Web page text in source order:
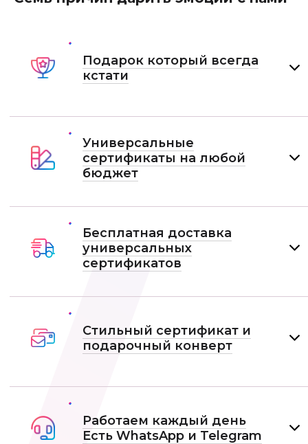
Подарок который всегда
кстати
Универсальные
сертификаты на любой
бюджет
Бесплатная доставка
универсальных
сертификатов
Стильный сертификат и
подарочный конверт
Работаем каждый день
Есть WhatsApp и Telеgram